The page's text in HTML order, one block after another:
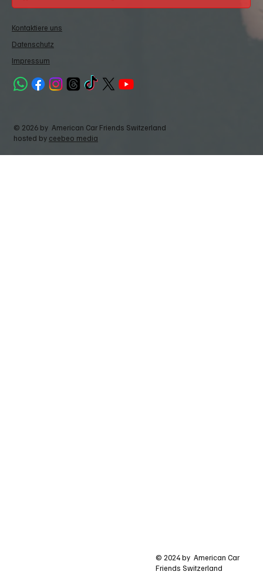
Kontaktiere uns
Datenschutz
Impressum
© 2026 by American Car Friends Switzerland
hosted by ceebeo media
© 2024 by American Car
Friends Switzerland